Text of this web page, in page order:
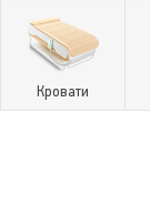
Кровати